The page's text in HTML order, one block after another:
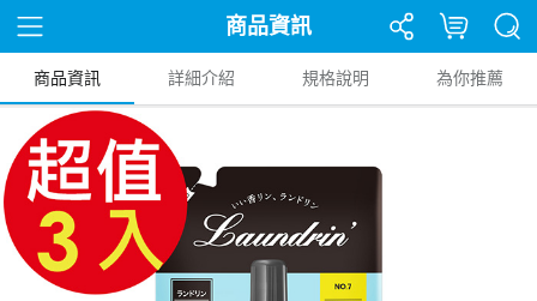
商品資訊
商品資訊 詳細介紹 規格說明 為你推薦